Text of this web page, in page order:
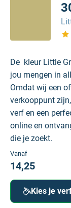
De kleur Little
jou mengen in
Omdat wij een
verkooppunt
verf en een
online en
die je zoekt.
Vanaf
14,25
Kies je